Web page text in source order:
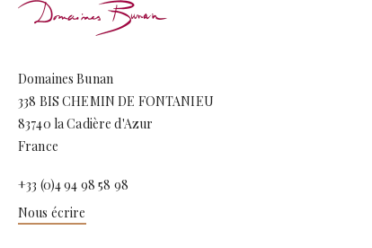
Domaines Bunan
338 BIS CHEMIN DE FONTANIEU
83740 la Cadière d'Azur
France
+33 (0)4 94 98 58 98
Nous écrire